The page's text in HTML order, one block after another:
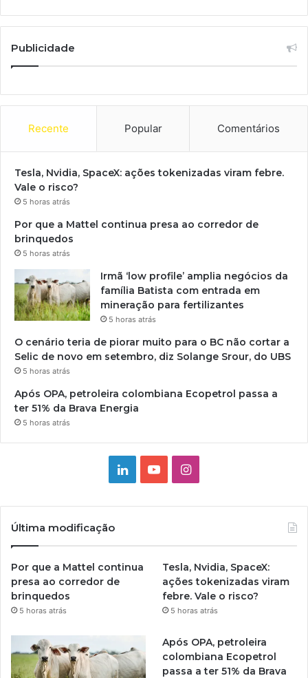
Publicidade
Recente Popular Comentários
Tesla, Nvidia, SpaceX: ações tokenizadas viram febre.
Vale o risco?
5 horas atrás
Por que a Mattel continua presa ao corredor de
brinquedos
5 horas atrás
Irmã ‘low profile’ amplia negócios da
família Batista com entrada em
mineração para fertilizantes
5 horas atrás
O cenário teria de piorar muito para o BC não cortar a
Selic de novo em setembro, diz Solange Srour, do UBS
5 horas atrás
Após OPA, petroleira colombiana Ecopetrol passa a
ter 51% da Brava Energia
5 horas atrás
LinkedinYouTubeInstagram
Última modificação
Por que a Mattel continua
presa ao corredor de
brinquedos
5 horas atrás
Tesla, Nvidia, SpaceX:
ações tokenizadas viram
febre. Vale o risco?
5 horas atrás
Após OPA, petroleira
colombiana Ecopetrol
passa a ter 51% da Brava